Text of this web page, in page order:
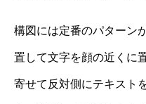
構図には定番のパターン
置して文字を顔の近くに
寄せて反対側にテキスト